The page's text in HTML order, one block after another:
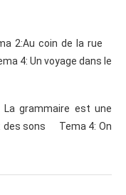
2:Au coin de la rue
4: Un voyage dans le
grammaire est une
des sons Tema 4: On